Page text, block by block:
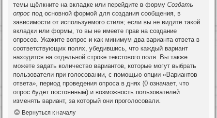
темы щёлкните на вкладке или перейдите в форму Создать
опрос под основной формой для создания сообщения, в
зависимости от используемого стиля; если вы не видите такой
вкладки или формы, то вы не имеете прав на создание
опросов. Укажите вопрос и как минимум два варианта ответа в
соответствующих полях, убедившись, что каждый вариант
находится на отдельной строке текстового поля. Вы также
можете задать количество вариантов, которые могут выбрать
пользователи при голосовании, с помощью опции «Вариантов
ответа», период проведения опроса в днях (0 означает, что
опрос будет постоянным) и возможность пользователей
изменять вариант, за который они проголосовали.
Вернуться к началу